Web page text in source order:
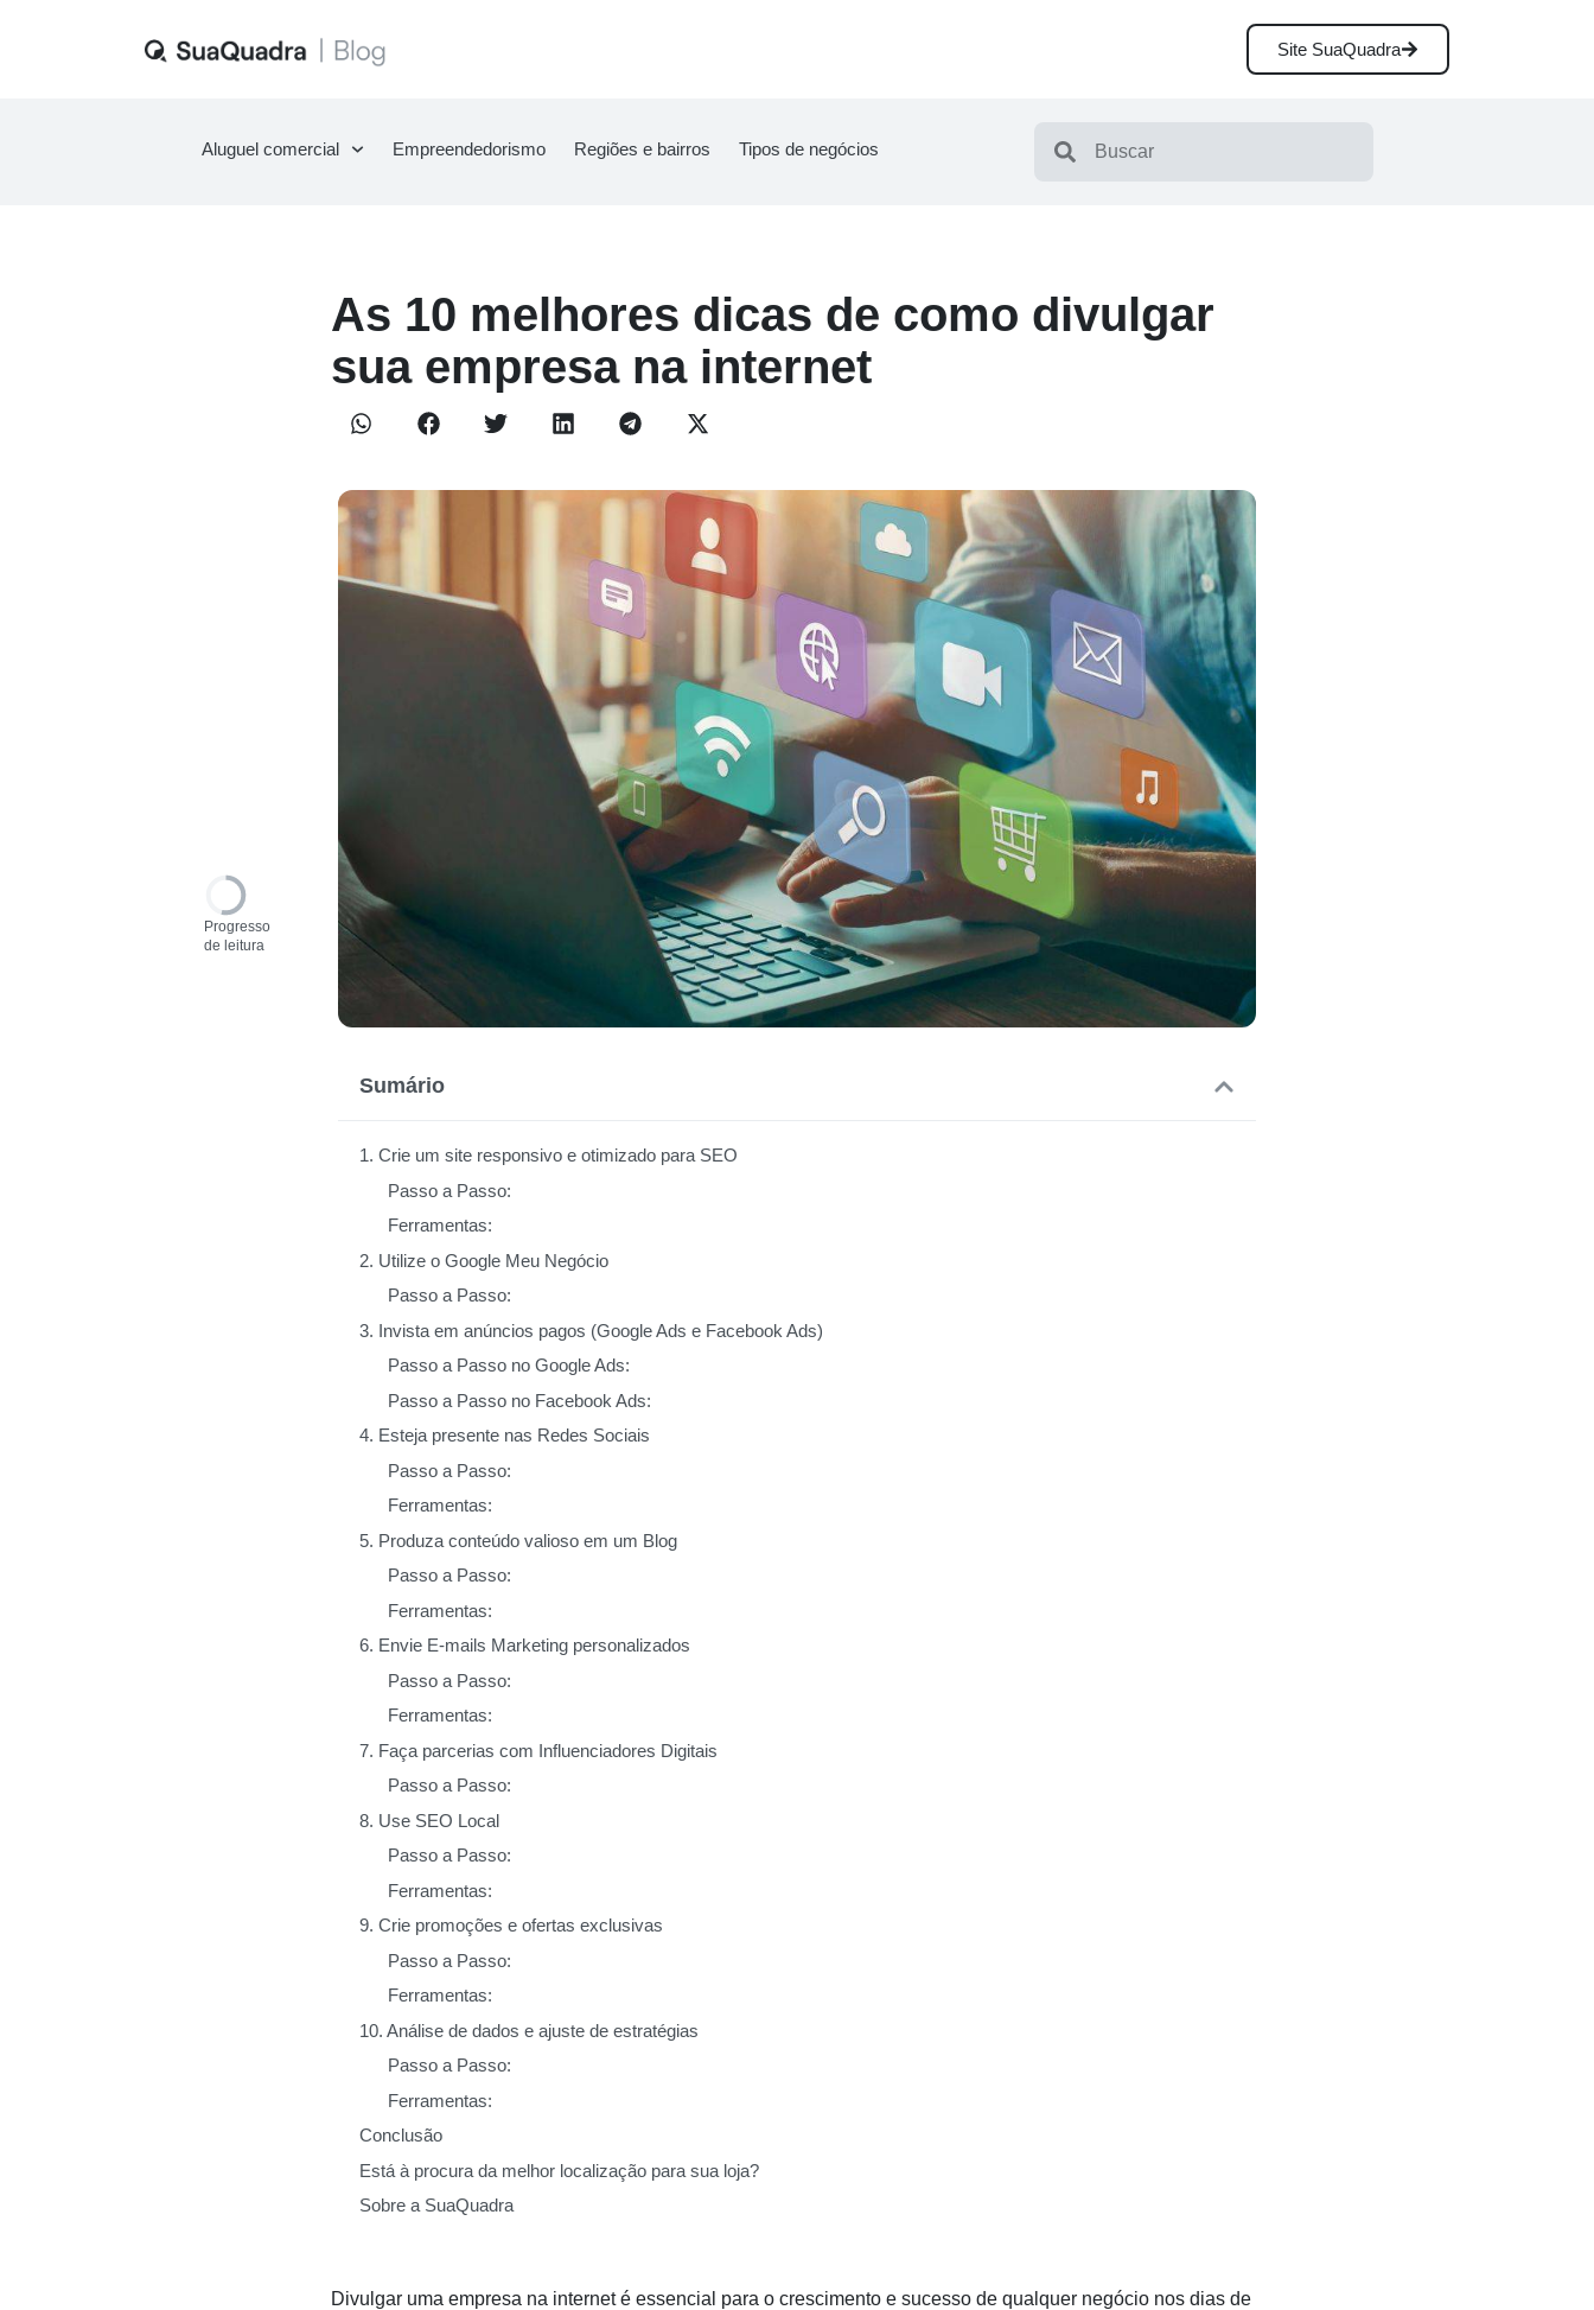
Site SuaQuadra
Aluguel comercial Empreendedorismo Regiões e bairros Tipos de negócios
As 10 melhores dicas de como divulgar
sua empresa na internet
Progresso
de leitura
Sumário
1. Crie um site responsivo e otimizado para SEO
Passo a Passo:
Ferramentas:
2. Utilize o Google Meu Negócio
Passo a Passo:
3. Invista em anúncios pagos (Google Ads e Facebook Ads)
Passo a Passo no Google Ads:
Passo a Passo no Facebook Ads:
4. Esteja presente nas Redes Sociais
Passo a Passo:
Ferramentas:
5. Produza conteúdo valioso em um Blog
Passo a Passo:
Ferramentas:
6. Envie E-mails Marketing personalizados
Passo a Passo:
Ferramentas:
7. Faça parcerias com Influenciadores Digitais
Passo a Passo:
8. Use SEO Local
Passo a Passo:
Ferramentas:
9. Crie promoções e ofertas exclusivas
Passo a Passo:
Ferramentas:
10. Análise de dados e ajuste de estratégias
Passo a Passo:
Ferramentas:
Conclusão
Está à procura da melhor localização para sua loja?
Sobre a SuaQuadra
Divulgar uma empresa na internet é essencial para o crescimento e sucesso de qualquer negócio nos dias de